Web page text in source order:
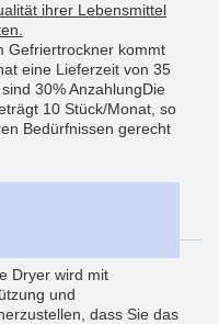
ihrer Lebensmittel
Gefriertrockner kommt
eine Lieferzeit von 35
30% AnzahlungDie
10 Stück/Monat, so
Bedürfnissen gerecht
Dryer wird mit
und
dass Sie das